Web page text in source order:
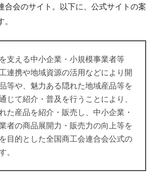
合会のサイト。以下に、公式サイトの案
支える中小企業・小規模事業者等
連携や地域資源の活用などにより開
等や、魅力ある隠れた地域産品等を
じて紹介・普及を行うことにより、
た産品を紹介・販売し、中小企業・
者の商品展開力・販売力の向上等を
目的とした全国商工会連合会公式の
。